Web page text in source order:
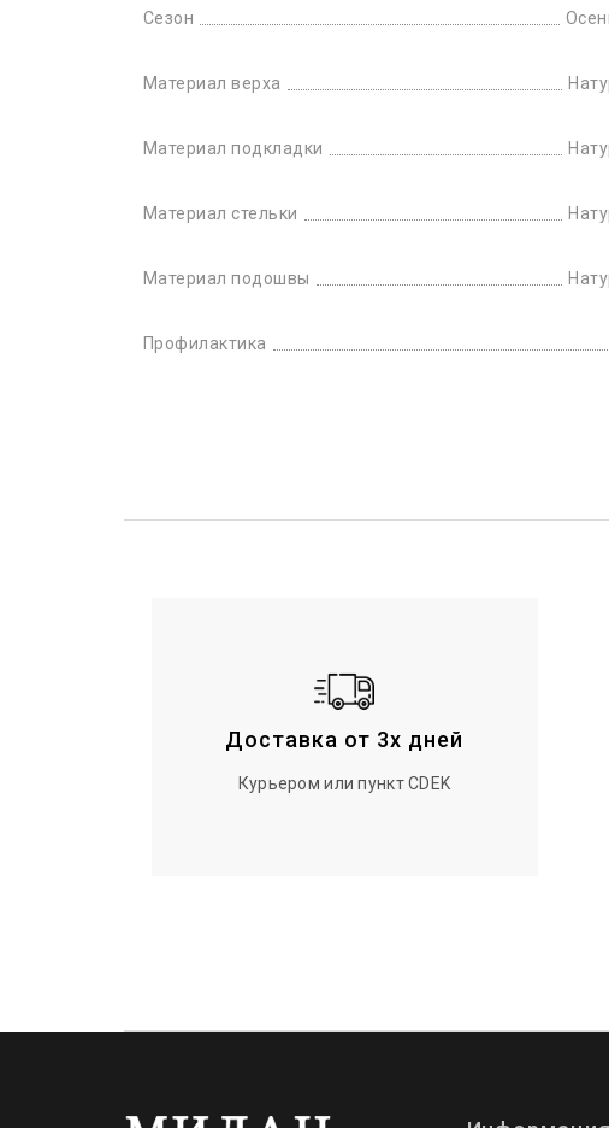
Сезон
Материал верха
Материал подкладки
Материал стельки
Материал подошвы
Профилактика
Доставка от 3х дней
Курьером или пункт CDEK